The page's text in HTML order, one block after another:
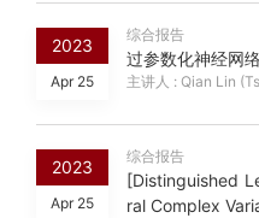
2023
Apr 25
综合报告
过参数化神经网
主讲人 : Qian Lin
2023
Apr 25
综合报告
[Distinguished
ral Complex